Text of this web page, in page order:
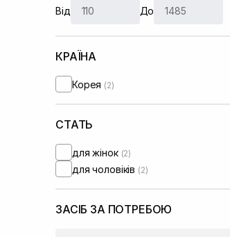
Від До
КРАЇНА
Корея (2)
СТАТЬ
для жінок (2)
для чоловіків (2)
ЗАСІБ ЗА ПОТРЕБОЮ